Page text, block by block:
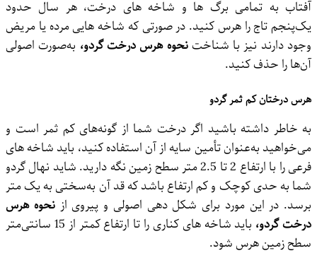
آفتاب به‌ تمامی برگ‌ ها و شاخه ‌های درخت، هر سال حدود
یک‌پنجم تاج را هرس کنید. در صورتی ‌که شاخه‌ هایی مرده یا مریض
وجود دارند نیز با شناختنحوه هرس درخت گردو، به‌صورت اصولی
آن‌ها را حذف کنید.
هرس درختان کم ثمر گردو
به خاطر داشته باشید اگر درخت شما از گونه‌های کم ثمر است و
می‌خواهید به‌عنوان تأمین سایه از آن استفاده کنید، باید شاخه ‌های
فرعی را با ارتفاع 2 تا 2.5 متر سطح زمین نگه ‌دارید. شاید نهال گردو
شما به حدی کوچک و کم ارتفاع باشد که قد آن به‌سختی به یک متر
برسد. در این مورد برای شکل‌ دهی اصولی و پیروی ازنحوه هرس
درخت گردو،
باید شاخه ‌های کناری را تا ارتفاع کمتر از 15 سانتی‌متر
سطح زمین هرس شود.